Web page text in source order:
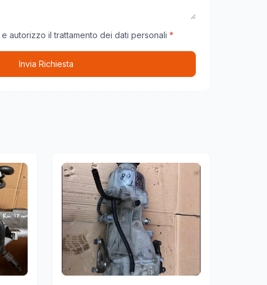
e autorizzo il trattamento dei dati personali *
Invia Richiesta